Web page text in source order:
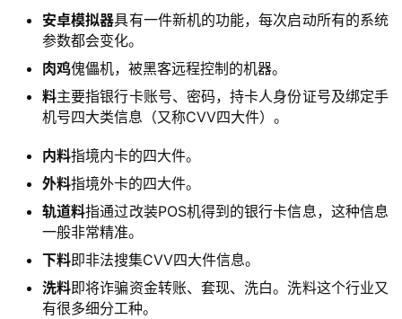
记
录
教
程
软
件
安卓模拟器具有一件新机的功能，每次启动所有的系统
参数都会变化。
肉鸡傀儡机，被黑客远程控制的机器。
料主要指银行卡账号、密码，持卡人身份证号及绑定手
机号四大类信息（又称CVV四大件）。
内料指境内卡的四大件。
外料指境外卡的四大件。
轨道料指通过改装POS机得到的银行卡信息，这种信息
一般非常精准。
下料即非法搜集CVV四大件信息。
洗料即将诈骗资金转账、套现、洗白。洗料这个行业又
有很多细分工种。